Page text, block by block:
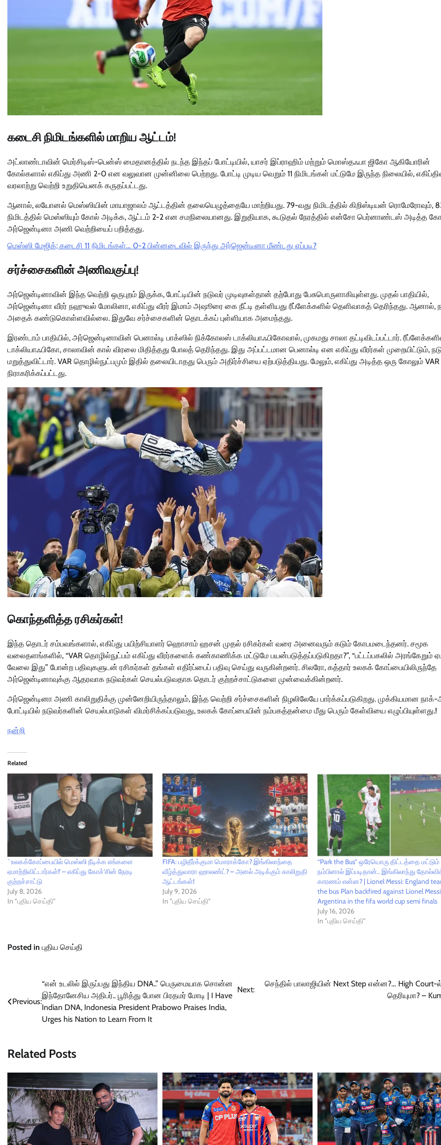
கடைசி நிமிடங்களில் மாறிய ஆட்டம்!
அட்லாண்டாவின் மெர்சிடிஸ்-பென்ஸ் மைதானத்தில் நடந்த இந்தப் போட்டியில், யாசர் இப்ராஹிம் மற்றும் மொஸ்தஃபா ஜிகோ ஆகியோரின்
கோல்களால் எகிப்து அணி 2-0 என வலுவான முன்னிலை பெற்றது. போட்டி முடிய வெறும் 11 நிமிடங்கள் மட்டுமே இருந்த நிலையில்,
வரலாற்று வெற்றி உறுதியெனக் கருதப்பட்டது.
ஆனால், லயோனல் மெஸ்ஸியின் மாயாஜாலம் ஆட்டத்தின் தலையெழுத்தையே மாற்றியது. 79-வது நிமிடத்தில் கிறிஸ்டியன் ரொமேரோவும்,
நிமிடத்தில் மெஸ்ஸியும் கோல் அடிக்க, ஆட்டம் 2-2 என சமநிலையானது. இறுதியாக, கூடுதல் நேரத்தில் என்சோ பெர்னாண்டஸ் அடித்த
அர்ஜென்டினா அணி வெற்றியைப் பறித்தது.
மெஸ்ஸி மேஜிக்; கடைசி 11 நிமிடங்கள்… 0-2 பின்னடைவில் இருந்து அர்ஜென்டினா மீண்டது எப்படி?
சர்ச்சைகளின் அணிவகுப்பு!
அர்ஜென்டினாவின் இந்த வெற்றி ஒருபுறம் இருக்க, போட்டியின் நடுவர் முடிவுகள்தான் தற்போது பேசுபொருளாகியுள்ளது. முதல் பாதியில்,
அர்ஜென்டினா வீரர் நஹுவல் மோலினா, எகிப்து வீரர் இமாம் அஷூரை கை நீட்டி தள்ளியது ரீப்ளேக்களில் தெளிவாகத் தெரிந்தது. ஆனால்,
அதைக் கண்டுகொள்ளவில்லை. இதுவே சர்ச்சைகளின் தொடக்கப் புள்ளியாக அமைந்தது.
இரண்டாம் பாதியில், அர்ஜென்டினாவின் பெனால்டி பாக்ஸில் நிக்கோலஸ் டாக்லியாஃபிகோவால், முகமது சாலா தட்டிவிடப்பட்டார்.
டாக்லியாஃபிகோ, சாலாவின் கால் விரலை மிதித்தது போலத் தெரிந்தது. இது அப்பட்டமான பெனால்டி என எகிப்து வீரர்கள் முறையிட்டும்,
மறுத்துவிட்டார். VAR தொழில்நுட்பமும் இதில் தலையிடாதது பெரும் அதிர்ச்சியை ஏற்படுத்தியது. மேலும், எகிப்து அடித்த ஒரு கோலும்
நிராகரிக்கப்பட்டது.
கொந்தளித்த ரசிகர்கள்!
இந்த தொடர் சம்பவங்களால், எகிப்து பயிற்சியாளர் ஹொசாம் ஹசன் முதல் ரசிகர்கள் வரை அனைவரும் கடும் கோபமடைந்தனர். சமூக
வலைதளங்களில், “VAR தொழில்நுட்பம் எகிப்து வீரர்களைக் கண்காணிக்க மட்டுமே பயன்படுத்தப்படுகிறதா?”, “பட்டப்பகலில் அரங்கேறும்
வேலை இது” போன்ற பதிவுகளுடன் ரசிகர்கள் தங்கள் எதிர்ப்பைப் பதிவு செய்து வருகின்றனர். சிலரோ, கத்தார் உலகக் கோப்பையிலிருந்தே
அர்ஜென்டினாவுக்கு ஆதரவாக நடுவர்கள் செயல்படுவதாக தொடர் குற்றச்சாட்டுகளை முன்வைக்கின்றனர்.
அர்ஜென்டினா அணி காலிறுதிக்கு முன்னேறியிருந்தாலும், இந்த வெற்றி சர்ச்சைகளின் நிழலிலேயே பார்க்கப்படுகிறது. முக்கியமான நாக்-
போட்டியில் நடுவர்களின் செயல்பாடுகள் விமர்சிக்கப்படுவது, உலகக் கோப்பையின் நம்பகத்தன்மை மீது பெரும் கேள்வியை எழுப்பியுள்ளது.!
நன்றி
Related
`உலகக்கோப்பையில் மெஸ்ஸி நீடிக்க எங்களை
ஏமாற்றிவிட்டார்கள்!' – எகிப்து கோச்'சின் நேரடி
குற்றச்சாட்டு
July 8, 2026
In "புதிய செய்தி"
FIFA: பழிதீர்க்குமா மொராக்கோ? இங்கிலாந்தை
வீழ்த்துவாரா ஹாலண்ட்? – அனல் அடிக்கும் காலிறுதி
ஆட்டங்கள்!
July 9, 2026
In "புதிய செய்தி"
“Park the Bus” ஒரேயொரு திட்டத்தை மட்டும்
நம்பினால் இப்படிதான்.. இங்கிலாந்து
காரணம் என்ன? | Lionel Messi: England
the bus Plan backfired against Lionel
Argentina in the fifa world cup semi finals
July 16, 2026
In "புதிய செய்தி"
Posted in புதிய செய்தி
navigation
Previous:
“என் உடலில் இருப்பது இந்திய DNA..” பெருமையாக சொன்ன
இந்தோனேசிய அதிபர்.. பூரித்து போன பிரதமர் மோடி | I Have
Indian DNA, Indonesia President Prabowo Praises India,
Urges his Nation to Learn From It
Next:
செந்தில் பாலாஜியின் Next Step என்ன?… High Court-ல்
தெரியுமா? –
Related Posts